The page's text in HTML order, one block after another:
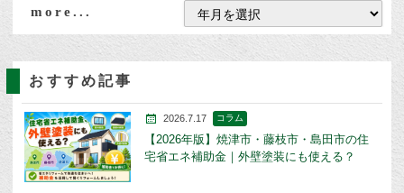
more...
おすすめ記事
2026.7.17 コラム
【2026年版】焼津市・藤枝市・島田市の住
宅省エネ補助金｜外壁塗装にも使える？